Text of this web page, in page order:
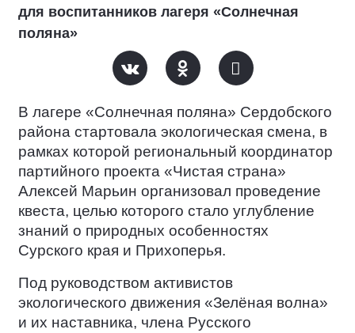
для воспитанников лагеря «Солнечная
поляна»
В лагере «Солнечная поляна» Сердобского
района стартовала экологическая смена, в
рамках которой региональный координатор
партийного проекта «Чистая страна»
Алексей Марьин организовал проведение
квеста, целью которого стало углубление
знаний о природных особенностях
Сурского края и Прихоперья.
Под руководством активистов
экологического движения «Зелёная волна»
и их наставника, члена Русского